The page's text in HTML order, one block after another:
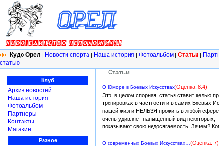
Кудо Орел | Новости спорта | Наша история | Фотоальбом | Статьи |
статью
Клуб
Архив новостей
Наша история
Фотоальбом
Партнеры
Контакты
Магазин
Разное
Статьи
О Юморе в Боевых Искусствах(Оценка: 8.4)
Это, в целом спорная, статья ставит целью
тренировках в частности и в самих Боевых
нашей жизни НЕЛЬЗЯ прожить в любой сфере
очень удивляет напыщенный вид некоторых,
показывают свою недосягаемость. Зачем?
О современных Боевых Искусствах…(Оценка: 7)